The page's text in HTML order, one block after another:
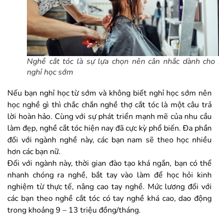
Nghề cắt tóc là sự lựa chọn nên cân nhắc dành cho
nghỉ học sớm
Nếu bạn nghỉ học từ sớm và không biết nghỉ học sớm nên
học nghề gì thì chắc chắn nghề thợ cắt tóc là một câu trả
lời hoàn hảo. Cùng với sự phát triển mạnh mẽ của nhu cầu
làm đẹp, nghề cắt tóc hiện nay đã cực kỳ phổ biến. Đa phần
đối với ngành nghề này, các bạn nam sẽ theo học nhiều
hơn các bạn nữ.
Đối với ngành này, thời gian đào tạo khá ngắn, bạn có thể
nhanh chóng ra nghề, bắt tay vào làm để học hỏi kinh
nghiệm từ thực tế, nâng cao tay nghề. Mức lương đối với
các bạn theo nghề cắt tóc có tay nghề khá cao, dao động
trong khoảng 9 – 13 triệu đồng/tháng.